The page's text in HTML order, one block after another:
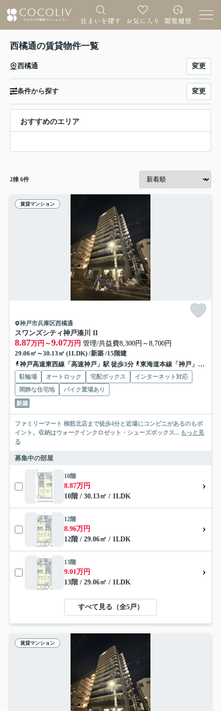
西橘通の賃貸物件一覧
西橘通 変更
条件から探す 変更
おすすめのエリア
2棟 6件
賃貸マンション
神戸市兵庫区西橘通
スワンズシティ神戸湊川 II
8.87万円～9.07万円 管理/共益費8,300円～8,700円
29.06㎡～30.13㎡ (1LDK) /新築 /15階建
神戸高速東西線「高速神戸」駅 徒歩3分
東海道本線「神戸」駅 徒歩9分
駐輪場 オートロック 宅配ボックス
インターネット対応
閑静な住宅地
バイク置場あり
新築
ファミリーマート 柳筋北店まで徒歩4分と近場にコンビニがあるのもポ
イント。収納はウォークインクロゼット・シューズボックス... もっと見
る
募集中の部屋
10階
8.87万円
10階 / 30.13㎡ / 1LDK
12階
8.96万円
12階 / 29.06㎡ / 1LDK
13階
9.01万円
13階 / 29.06㎡ / 1LDK
すべて見る（全5戸）
賃貸マンション